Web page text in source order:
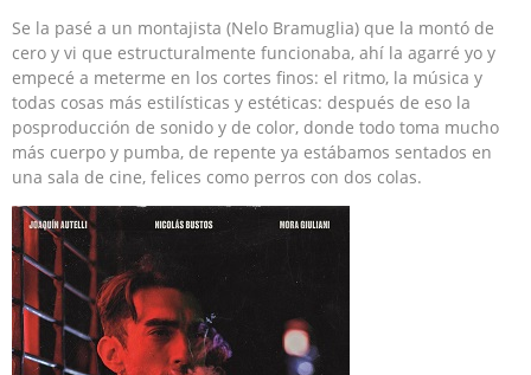
Se la pasé a un montajista (Nelo Bramuglia) que la montó de
cero y vi que estructuralmente funcionaba, ahí la agarré yo y
empecé a meterme en los cortes finos: el ritmo, la música y
todas cosas más estilísticas y estéticas: después de eso la
posproducción de sonido y de color, donde todo toma mucho
más cuerpo y pumba, de repente ya estábamos sentados en
una sala de cine, felices como perros con dos colas.